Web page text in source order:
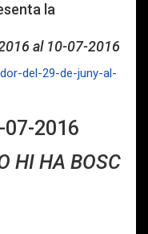
la
al 10-07-2016
del-29-de-juny-al-
07-2016
HI HA BOSC